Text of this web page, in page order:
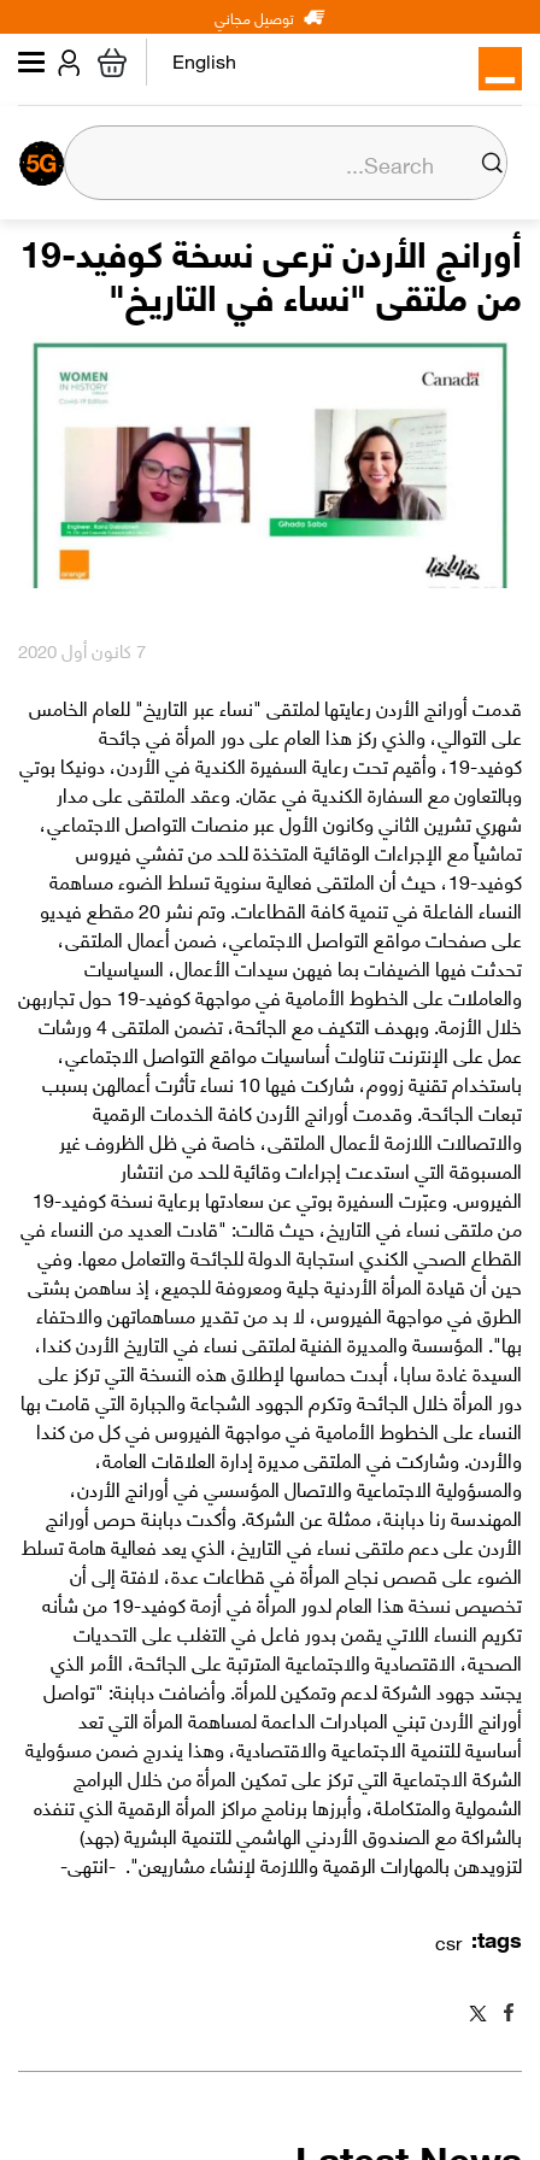
to
main
content
توصيل مجاني
English
Main
navigation
شخصيالأعمالعن أورنج
عن أورنج
المسؤولية المجتمعية
المركز الإعلامي
علاقات المستثمرين
وظائف
العربية Orange إكسترا
أورانج الأردن ترعى نسخة كوفيد-19
من ملتقى "نساء في التاريخ"
7 كانون أول 2020
​قدمت أورانج الأردن رعايتها لملتقى "نساء عبر التاريخ" للعام الخامس
على التوالي، والذي ركز هذا العام على دور المرأة في جائحة
كوفيد-19، وأقيم تحت رعاية السفيرة الكندية في الأردن، دونيكا بوتي
وبالتعاون مع السفارة الكندية في عمّان. وعقد الملتقى على مدار
شهري تشرين الثاني وكانون الأول عبر منصات التواصل الاجتماعي،
تماشياً مع الإجراءات الوقائية المتخذة للحد من تفشي فيروس
كوفيد-19، حيث أن الملتقى فعالية سنوية تسلط الضوء مساهمة
النساء الفاعلة في تنمية كافة القطاعات. وتم نشر 20 مقطع فيديو
على صفحات مواقع التواصل الاجتماعي، ضمن أعمال الملتقى،
تحدثت فيها الضيفات بما فيهن سيدات الأعمال، السياسيات
والعاملات على الخطوط الأمامية في مواجهة كوفيد-19 حول تجاربهن
خلال الأزمة. وبهدف التكيف مع الجائحة، تضمن الملتقى 4 ورشات
عمل على الإنترنت تناولت أساسيات مواقع التواصل الاجتماعي،
باستخدام تقنية زووم، شاركت فيها 10 نساء تأثرت أعمالهن بسبب
تبعات الجائحة. وقدمت أورانج الأردن كافة الخدمات الرقمية
والاتصالات اللازمة لأعمال الملتقى، خاصة في ظل الظروف غير
المسبوقة التي استدعت إجراءات وقائية للحد من انتشار
الفيروس. وعبّرت السفيرة بوتي عن سعادتها برعاية نسخة كوفيد-19
من ملتقى نساء في التاريخ، حيث قالت: "قادت العديد من النساء في
القطاع الصحي الكندي استجابة الدولة للجائحة والتعامل معها. وفي
حين أن قيادة المرأة الأردنية جلية ومعروفة للجميع، إذ ساهمن بشتى
الطرق في مواجهة الفيروس، لا بد من تقدير مساهماتهن والاحتفاء
بها". المؤسسة والمديرة الفنية لملتقى نساء في التاريخ الأردن كندا،
السيدة غادة سابا، أبدت حماسها لإطلاق هذه النسخة التي تركز على
دور المرأة خلال الجائحة وتكرم الجهود الشجاعة والجبارة التي قامت بها
النساء على الخطوط الأمامية في مواجهة الفيروس في كل من كندا
والأردن. وشاركت في الملتقى مديرة إدارة العلاقات العامة،
والمسؤولية الاجتماعية والاتصال المؤسسي في أورانج الأردن،
المهندسة رنا دبابنة، ممثلة عن الشركة. وأكدت دبابنة حرص أورانج
الأردن على دعم ملتقى نساء في التاريخ، الذي يعد فعالية هامة تسلط
الضوء على قصص نجاح المرأة في قطاعات عدة، لافتة إلى أن
تخصيص نسخة هذا العام لدور المرأة في أزمة كوفيد-19 من شأنه
تكريم النساء اللاتي يقمن بدور فاعل في التغلب على التحديات
الصحية، الاقتصادية والاجتماعية المترتبة على الجائحة، الأمر الذي
يجسّد جهود الشركة لدعم وتمكين للمرأة. وأضافت دبابنة: "تواصل
أورانج الأردن تبني المبادرات الداعمة لمساهمة المرأة التي تعد
أساسية للتنمية الاجتماعية والاقتصادية، وهذا يندرج ضمن مسؤولية
الشركة الاجتماعية التي تركز على تمكين المرأة من خلال البرامج
الشمولية والمتكاملة، وأبرزها برنامج مراكز المرأة الرقمية الذي تنفذه
بالشراكة مع الصندوق الأردني الهاشمي للتنمية البشرية (جهد)
لتزويدهن بالمهارات الرقمية واللازمة لإنشاء مشاريعن". -انتهى-
tags:
csr